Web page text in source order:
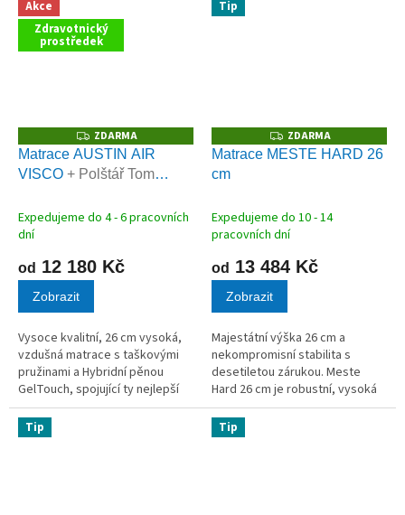
ZDARMA
Akce
Zdravotnický
prostředek
Z
D
A
R
ZDARMA
Matrace AUSTIN AIR
VISCO + Polštář Tom
Expedujeme do 4 - 6 pracovních
dní
od 12 180 Kč
Zobrazit
Vysoce kvalitní, 26 cm vysoká,
vzdušná matrace s taškovými
pružinami a Hybridní pěnou
GelTouch, spojující ty nejlepší
materiály pro zdravý spánek.
AKCE polštář Tom Kokos
ZDARMA
Tip
Z
D
A
ZDARMA
Matrace MESTE HARD 26
cm
Expedujeme do 10 - 14
pracovních dní
od 13 484 Kč
Zobrazit
Majestátní výška 26 cm a
nekompromisní stabilita s
desetiletou zárukou. Meste
Hard 26 cm je robustní, vysoká
matrace navržená pro ty, kteří
vyžadují tuhou oporu a
maximální komfort při vstávání.
Tip Tip